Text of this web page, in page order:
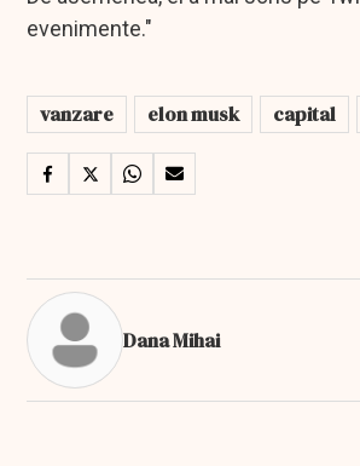
evenimente."
vanzare elon musk capital
Dana Mihai